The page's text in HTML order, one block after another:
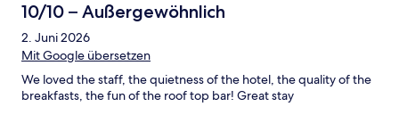
10/10 – Außergewöhnlich
2. Juni 2026
Mit Google übersetzen
We loved the staff, the quietness of the hotel, the quality of the
breakfasts, the fun of the roof top bar! Great stay